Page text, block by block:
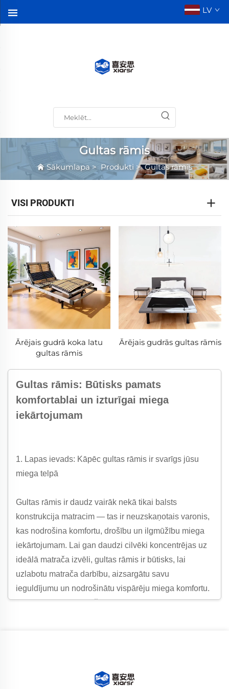
LV
Gultas rāmis
Sākumlapa> Produkti >Gultas rāmis
VISI PRODUKTI
Ārējais gudrā koka latu
gultas rāmis
Ārējais gudrās gultas rāmis
Gultas rāmis: Būtisks pamats
komfortablai un izturīgai miega
iekārtojumam
1. Lapas ievads: Kāpēc gultas rāmis ir svarīgs jūsu
miega telpā
Gultas rāmis ir daudz vairāk nekā tikai balsts
konstrukcija matracim — tas ir neuzskaņotais varonis,
kas nodrošina komfortu, drošību un ilgmūžību miega
iekārtojumam. Lai gan daudzi cilvēki koncentrējas uz
ideālā matrača izvēli, gultas rāmis ir būtisks, lai
uzlabotu matrača darbību, aizsargātu savu
ieguldījumu un nodrošinātu vispārēju miega komfortu.
Vai nu jūs dodat priekšroku slaidam modernam